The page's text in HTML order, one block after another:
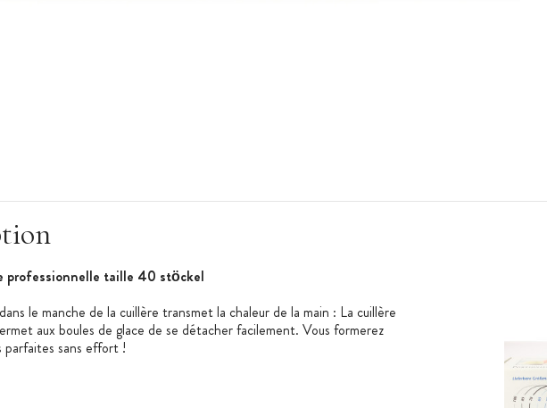
professionnelle taille 40 stöckel
le manche de la cuillère transmet la chaleur de la main : La cuillère
aux boules de glace de se détacher facilement. Vous formerez
parfaites sans effort !